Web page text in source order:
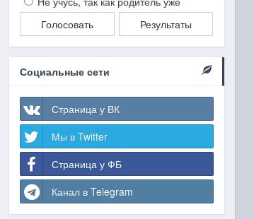
Голосовать
Результаты
Социальные сети
Страница у ВК
Мы в Twitter
Страница у ФБ
Канал в Telegram